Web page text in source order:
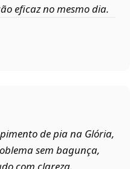
eficaz no mesmo dia.
de pia na Glória,
sem bagunça,